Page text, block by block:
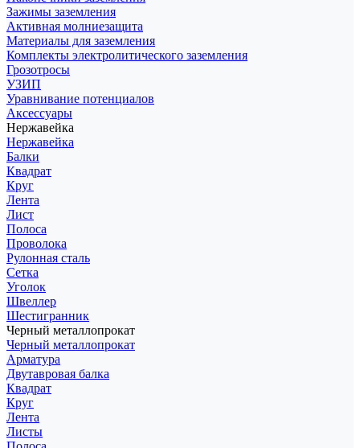
Зажимы заземления
Активная молниезащита
Материалы для заземления
Комплекты электролитического заземления
Грозотросы
УЗИП
Уравнивание потенциалов
Аксессуары
Нержавейка
Нержавейка
Балки
Квадрат
Круг
Лента
Лист
Полоса
Проволока
Рулонная сталь
Сетка
Уголок
Швеллер
Шестигранник
Черный металлопрокат
Черный металлопрокат
Арматура
Двутавровая балка
Квадрат
Круг
Лента
Листы